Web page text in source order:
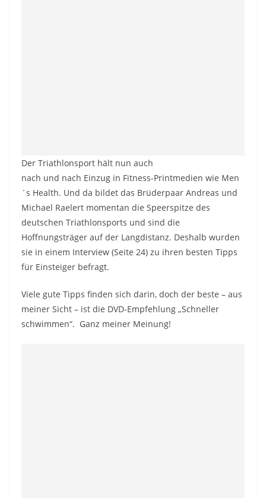
Der Triathlonsport hält nun auch
nach und nach Einzug in Fitness-Printmedien wie Men
´s Health. Und da bildet das Brüderpaar Andreas und
Michael Raelert momentan die Speerspitze des
deutschen Triathlonsports und sind die
Hoffnungsträger auf der Langdistanz. Deshalb wurden
sie in einem Interview (Seite 24) zu ihren besten Tipps
für Einsteiger befragt.
Viele gute Tipps finden sich darin, doch der beste – aus
meiner Sicht – ist die DVD-Empfehlung „Schneller
schwimmen“. Ganz meiner Meinung!